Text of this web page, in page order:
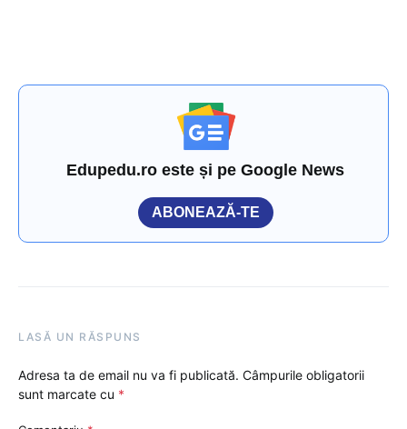
Edupedu.ro este și pe Google News
ABONEAZĂ-TE
LASĂ UN RĂSPUNS
Adresa ta de email nu va fi publicată. Câmpurile obligatorii
sunt marcate cu *